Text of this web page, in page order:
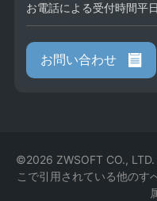
お電話による受付時間平
お問い合わせ
©2026 ZWSOFT CO.,
こで引用されている他のす